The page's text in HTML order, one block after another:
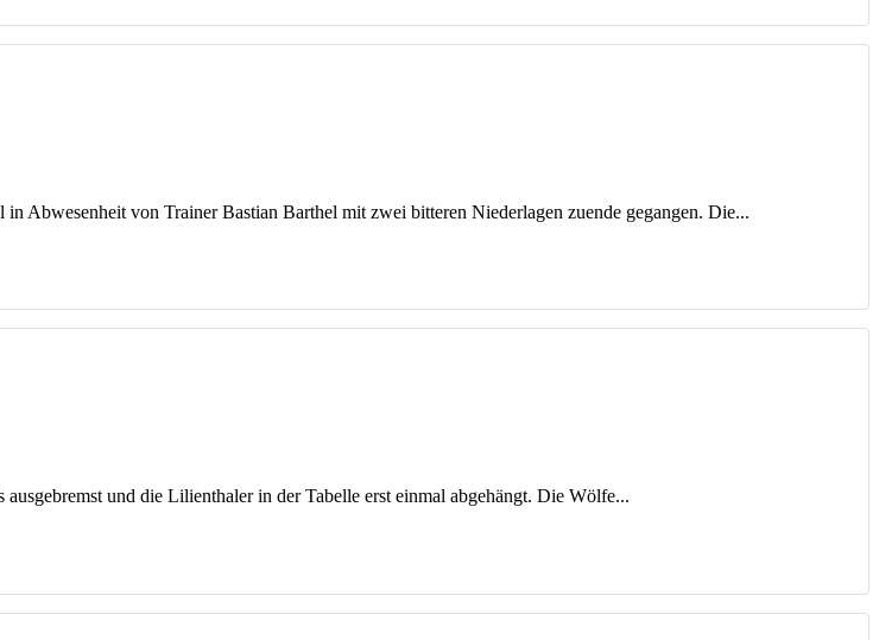
Abwesenheit von Trainer Bastian Barthel mit zwei bitteren Niederlagen zuende gegangen. Die...
und die Lilienthaler in der Tabelle erst einmal abgehängt. Die Wölfe...